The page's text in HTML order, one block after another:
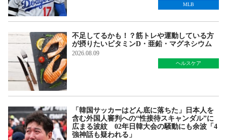
MLB
不足してるかも！？筋トレや運動している方
が摂りたいビタミンD・亜鉛・マグネシウム
2026.08.09
ヘルスケア
「韓国サッカーはどん底に落ちた」日本人を
含む外国人審判への“性接待スキャンダル”に
広まる波紋 02年日韓大会の騒動にも余波「4
強神話も疑われる」